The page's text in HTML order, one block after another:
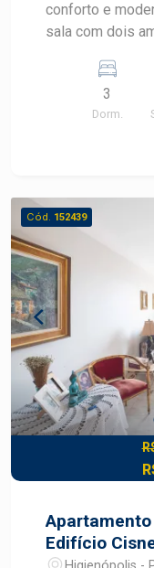
conforto e
sala com dois
proporciona
natural,Lavabo Cozinha planejada, equipada com
armários sob
apartamento
quem busca um
localização
3
Dorm.
Cód. 152439
Edifício